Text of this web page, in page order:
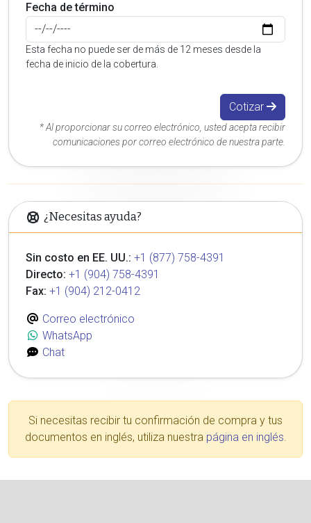
Fecha de término
Esta fecha no puede ser de más de 12 meses desde la
fecha de inicio de la cobertura.
Cotizar
* Al proporcionar su correo electrónico, usted acepta recibir
comunicaciones por correo electrónico de nuestra parte.
¿Necesitas ayuda?
Sin costo en EE. UU.: +1 (877) 758-4391
Directo: +1 (904) 758-4391
Fax: +1 (904) 212-0412
Correo electrónico
WhatsApp
Chat
Si necesitas recibir tu confirmación de compra y tus
documentos en inglés, utiliza nuestra página en inglés.